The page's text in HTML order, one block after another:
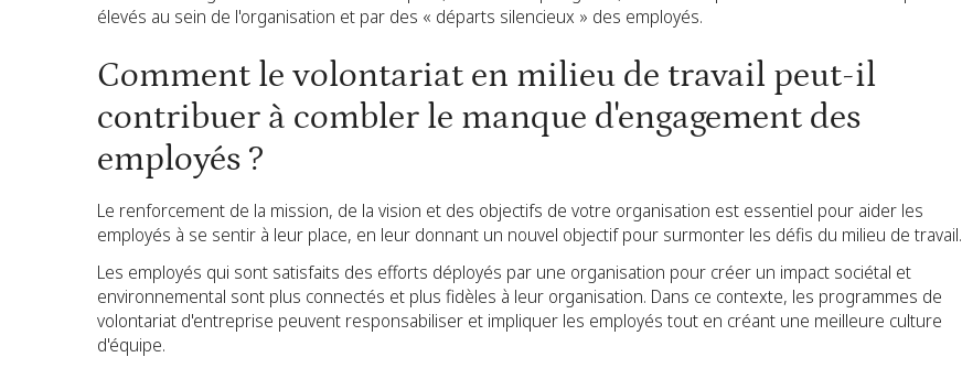
élevés au sein de l'organisation et par des « départs silencieux » des employés.
Comment le volontariat en milieu de travail peut-il
contribuer à combler le manque d'engagement des
employés ?
Le renforcement de la mission, de la vision et des objectifs de votre organisation est essentiel pour aider les
employés à se sentir à leur place, en leur donnant un nouvel objectif pour surmonter les défis du milieu de travail.
Les employés qui sont satisfaits des efforts déployés par une organisation pour créer un impact sociétal et
environnemental sont plus connectés et plus fidèles à leur organisation. Dans ce contexte, les programmes de
volontariat d'entreprise peuvent responsabiliser et impliquer les employés tout en créant une meilleure culture
d'équipe.